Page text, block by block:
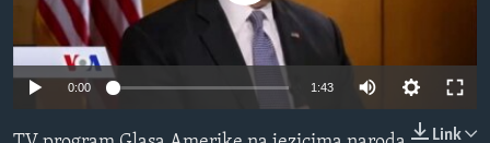
MAGAZIN
O GLASU AMERIKE
0:00 1:43
Link